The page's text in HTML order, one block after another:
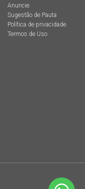
Anuncie
Sugestão de Pauta
Política de privacidade
Termos de Uso